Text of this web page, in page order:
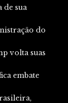
de sua
do
volta suas
embate